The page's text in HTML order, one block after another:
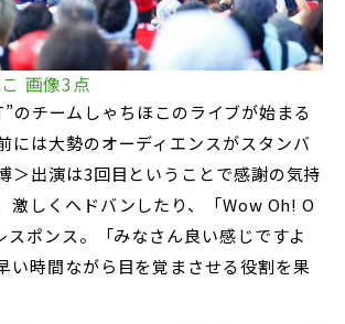
画像3点
のチームしゃちほこのライブが始まる
には大勢のオーディエンスがスタンバ
＞出演は3回目ということで感謝の気持
激しくヘドバンしたり、「Wow Oh! O
ポンス。「みなさん良い感じですよ
い時間ながら目を覚まさせる役割を果